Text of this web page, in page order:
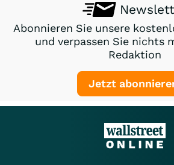
Abonnieren Sie unsere
und verpassen Sie nichts
Redaktion
Jetzt